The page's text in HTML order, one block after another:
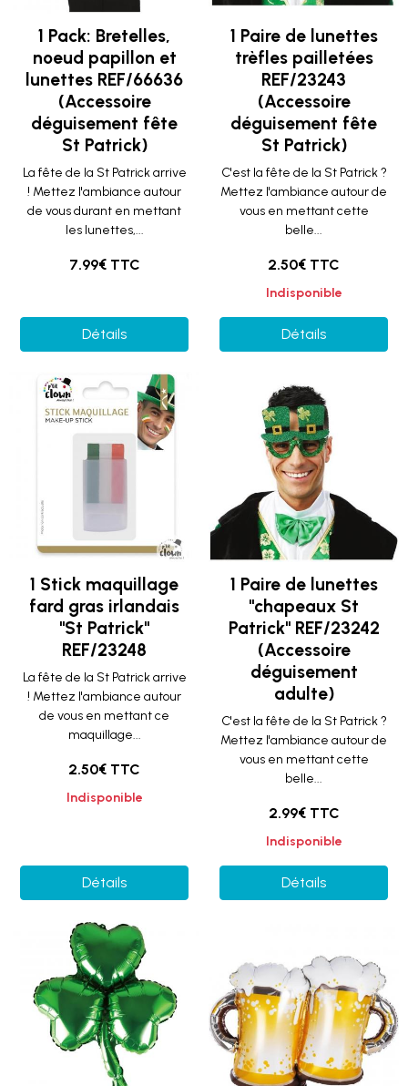
1 Pack: Bretelles,
noeud papillon et
lunettes REF/66636
(Accessoire
déguisement fête
St Patrick)
La fête de la St Patrick arrive
! Mettez l'ambiance autour
de vous durant en mettant
les lunettes,...
7.99€ TTC
Détails
1 Paire de lunettes
trèfles pailletées
REF/23243
(Accessoire
déguisement fête
St Patrick)
C'est la fête de la St Patrick ?
Mettez l'ambiance autour de
vous en mettant cette
belle...
2.50€ TTC
Indisponible
Détails
1 Stick maquillage
fard gras irlandais
"St Patrick"
REF/23248
La fête de la St Patrick arrive
! Mettez l'ambiance autour
de vous en mettant ce
maquillage...
2.50€ TTC
Indisponible
Détails
1 Paire de lunettes
"chapeaux St
Patrick" REF/23242
(Accessoire
déguisement
adulte)
C'est la fête de la St Patrick ?
Mettez l'ambiance autour de
vous en mettant cette
belle...
2.99€ TTC
Indisponible
Détails